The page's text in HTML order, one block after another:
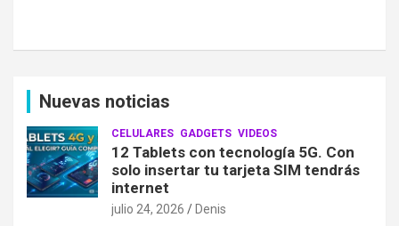
Nuevas noticias
CELULARES GADGETS VIDEOS
12 Tablets con tecnología 5G. Con
solo insertar tu tarjeta SIM tendrás
internet
julio 24, 2026 Denis